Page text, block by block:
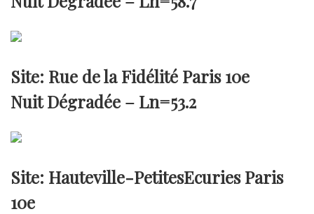
Site: Rue de la Fidélité Paris 10e
Nuit Dégradée – Ln=53.2
Site: Hauteville-PetitesEcuries Paris
10e